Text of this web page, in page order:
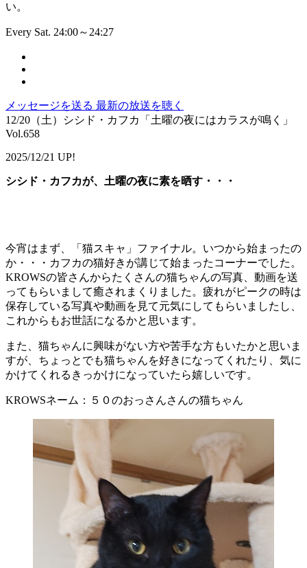
い。
Every Sat. 24:00～24:27
メッセージを送る 最新の放送を聴く
12/20（土）シシド・カフカ「土曜の夜にはカラスが鳴く」
Vol.658
2025/12/21 UP!
シシド・カフカが、土曜の夜に素を晒す・・・
今宵はまず、「猫スキャ」ファイナル。いつから始まったの
か・・・カフカの猫好きが講じて始まったコーナーでした。
KROWSの皆さんからたくさんの猫ちゃんの写真、動画を送
ってもらいまして癒されまくりました。疲れがピークの時は
保存している写真や動画を見て元気にしてもらいましたし、
これからもお世話になるかと思います。
また、猫ちゃんに興味がない方や苦手な方もいたかと思いま
すが、ちょっとでも猫ちゃんを好きになってくれたり、気に
かけてくれるきっかけになっていたら嬉しいです。
KROWSネーム：５０のおっさんさんの猫ちゃん